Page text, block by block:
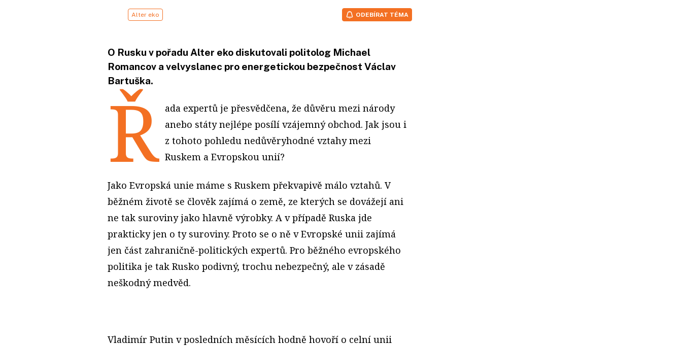
Alter eko ODEBÍRAT TÉMA
O Rusku v pořadu Alter eko diskutovali politolog Michael
Romancov a velvyslanec pro energetickou bezpečnost Václav
Bartuška.
Ř ada expertů je přesvědčena, že důvěru mezi národy
anebo státy nejlépe posílí vzájemný obchod. Jak jsou i
z tohoto pohledu nedůvěryhodné vztahy mezi
Ruskem a Evropskou unií?
Jako Evropská unie máme s Ruskem překvapivě málo vztahů. V
běžném životě se člověk zajímá o země, ze kterých se dovážejí ani
ne tak suroviny jako hlavně výrobky. A v případě Ruska jde
prakticky jen o ty suroviny. Proto se o ně v Evropské unii zajímá
jen část zahraničně-politických expertů. Pro běžného evropského
politika je tak Rusko podivný, trochu nebezpečný, ale v zásadě
neškodný medvěd.
Vladimír Putin v posledních měsících hodně hovoří o celní unii